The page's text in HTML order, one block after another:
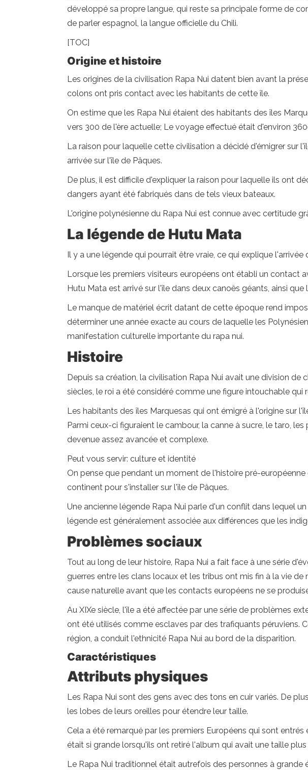
développé sa propre langue, qui reste sa principale forme de
de parler espagnol, la langue officielle du Chili.
[TOC]
Origine et histoire
Les origines de la civilisation Rapa Nui datent bien avant la
colons ont pris contact avec les habitants de cette île.
On estime que les Rapa Nui étaient des habitants des îles
vers 300 de l'ère actuelle; Le voyage effectué était d'environ
La raison pour laquelle cette civilisation a décidé d'émigrer sur
arrivée sur l'île de Pâques.
De plus, il est difficile d'expliquer la raison pour laquelle ils ont
dangers ayant été fabriqués dans de tels vieux bateaux.
L'origine polynésienne du Rapa Nui est connue avec certitude
La légende de Hutu Mata
Il y a une légende qui pourrait être vraie, ce qui explique l'arrivée
Lorsque les premiers visiteurs européens ont établi un contact
Hutu Mata est arrivé sur l'île dans deux canoës géants, ainsi
Le manque de matériel écrit datant de cette époque rend
déterminer une année exacte au cours de laquelle les
manifestation culturelle importante du rapa nui.
Histoire
Depuis sa création, la civilisation Rapa Nui avait une division
siècles, le roi a été considéré comme une figure intouchable
Les habitants des îles Marquesas qui ont émigré à l'origine sur
Parmi ceux-ci figuraient le cambour, la canne à sucre, le taro,
devenue assez avancée et complexe.
Peut vous servir: culture et identité
On pense que pendant un moment de l'histoire pré-
continent pour s'installer sur l'île de Pâques.
Une ancienne légende Rapa Nui parle d'un conflit dans lequel
légende est généralement associée aux différences que les
Problèmes sociaux
Tout au long de leur histoire, Rapa Nui a fait face à une série
guerres entre les clans locaux et les tribus ont mis fin à la vie
cause naturelle avant que les contacts européens ne se
Au XIXe siècle, l'île a été affectée par une série de problèmes
ont été utilisés comme esclaves par des trafiquants péruviens.
région, a conduit l'ethnicité Rapa Nui au bord de la disparition.
Caractéristiques
Attributs physiques
Les Rapa Nui sont des gens avec des tons en cuir variés. De
les lobes de leurs oreilles pour étendre leur taille.
Cela a été remarqué par les premiers Européens qui sont
était si grande lorsqu'ils ont retiré l'album qui avait une taille
Le Rapa Nui traditionnel était autrefois des personnes à